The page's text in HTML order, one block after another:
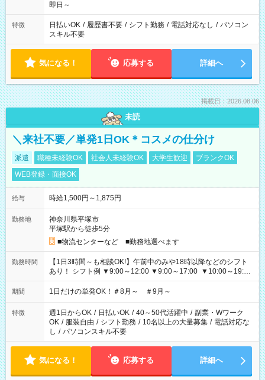
即日～
特徴 日払いOK / 履歴書不要 / シフト勤務 / 電話対応なし / パソコン
スキル不要
気になる！ 応募する 詳細へ
掲載日：2026.08.06
未読
＼来社不要／単発1日OK＊コスメの仕分け
派遣 職種未経験OK 社会人未経験OK 大学生歓迎
ブランクOK
WEB登録・面接OK
給与 時給1,500円～1,875円
勤務地
神奈川県平塚市
平塚駅から徒歩5分
■物流センターなど ■勤務地選べます
勤務時間
【1日3時間～も相談OK!】午前中のみや18時以降などのシフト
あり！ シフト例 ▼9:00～12:00 ▼9:00～17:00 ▼10:00～19:00
▼18:00～21:00
期間 1日だけの単発OK！＃8月～ ＃9月～
特徴 週1日からOK / 日払いOK / 40～50代活躍中 / 副業・Wワーク
OK / 服装自由 / シフト勤務 / 10名以上の大量募集 / 電話対応な
し / パソコンスキル不要
気になる！ 応募する 詳細へ